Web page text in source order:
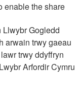
enable the share
Llwybr Gogledd
arwain trwy gaeau
trwy ddyffryn
Arfordir Cymru